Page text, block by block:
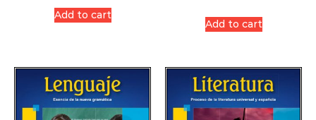
Add to cart
Add to cart